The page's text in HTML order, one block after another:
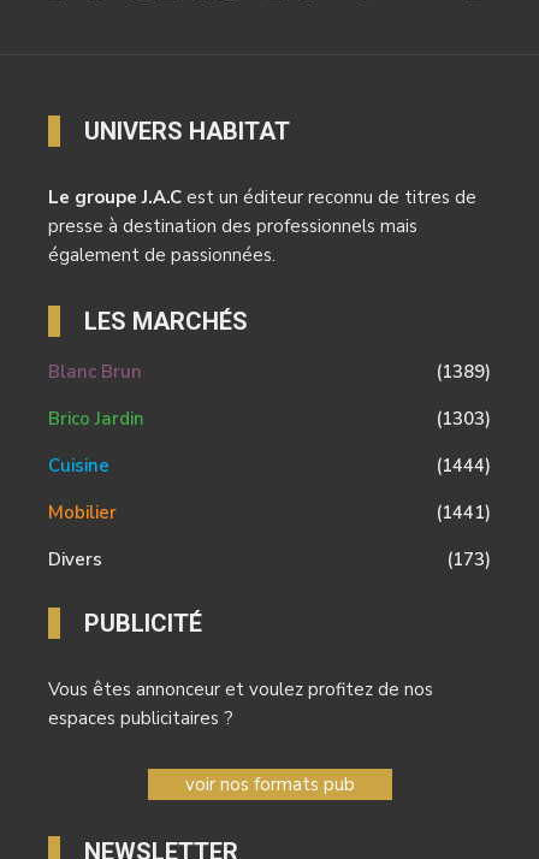
UNIVERS HABITAT
Le groupe J.A.C est un éditeur reconnu de titres de
presse à destination des professionnels mais
également de passionnées.
LES MARCHÉS
Blanc Brun
(1389)
Brico Jardin
(1303)
Cuisine
(1444)
Mobilier
(1441)
Divers
(173)
PUBLICITÉ
Vous êtes annonceur et voulez profitez de nos
espaces publicitaires ?
voir nos formats pub
NEWSLETTER